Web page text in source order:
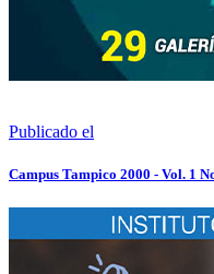
Publicado el
Campus Tampico 2000 - Vol. 1